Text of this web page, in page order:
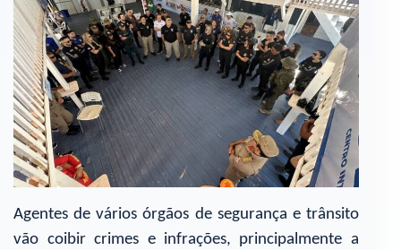
Agentes de vários órgãos de segurança e trânsito
vão coibir crimes e infrações, principalmente a